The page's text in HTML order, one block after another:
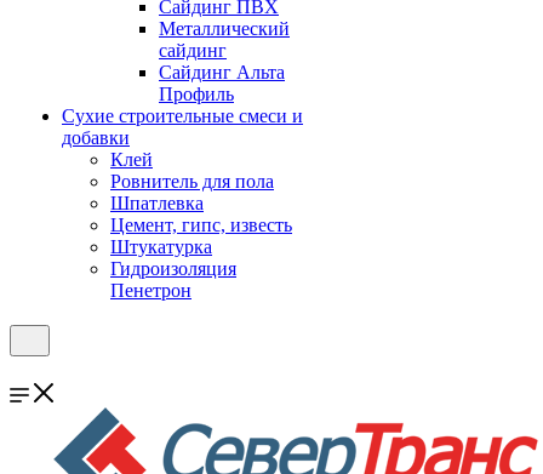
Сайдинг ПВХ
Металлический
сайдинг
Сайдинг Альта
Профиль
Сухие строительные смеси и
добавки
Клей
Ровнитель для пола
Шпатлевка
Цемент, гипс, известь
Штукатурка
Гидроизоляция
Пенетрон